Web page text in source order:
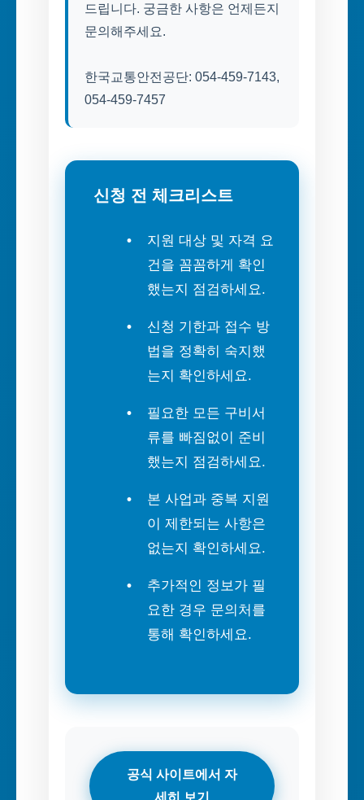
드립니다. 궁금한 사항은 언제든지
문의해주세요.
한국교통안전공단: 054-459-7143,
054-459-7457
신청 전 체크리스트
지원 대상 및 자격 요
건을 꼼꼼하게 확인
했는지 점검하세요.
신청 기한과 접수 방
법을 정확히 숙지했
는지 확인하세요.
필요한 모든 구비서
류를 빠짐없이 준비
했는지 점검하세요.
본 사업과 중복 지원
이 제한되는 사항은
없는지 확인하세요.
추가적인 정보가 필
요한 경우 문의처를
통해 확인하세요.
공식 사이트에서 자
세히 보기